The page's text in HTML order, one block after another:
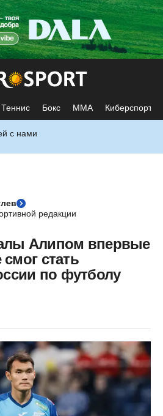
Теннис Бокс ММА Киберспорт
с нами
редакции
Алипом впервые
стать
по футболу